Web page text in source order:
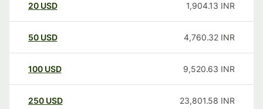
20 USD 1,904.13 INR
50 USD 4,760.32 INR
100 USD 9,520.63 INR
250 USD 23,801.58 INR